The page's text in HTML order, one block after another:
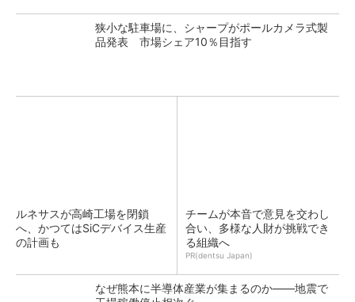
狭小な駐車場に、シャープがポールカメラ式製
品発表 市場シェア10％目指す
ルネサスが高崎工場を閉鎖
へ、かつてはSiCデバイス生産
の計画も
チームが本音で意見を交わし
合い、多様な人財が挑戦でき
る組織へ
PR(dentsu Japan)
なぜ熊本に半導体産業が集まるのか――地震で